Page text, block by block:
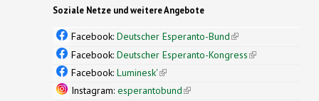
Soziale Netze und weitere Angebote
Facebook: Deutscher Esperanto-Bund(link is
external)
Facebook: Deutscher Esperanto-Kongress(link is
Facebook: Luminesk'(link is external)
Instagram: esperantobund(link is external)